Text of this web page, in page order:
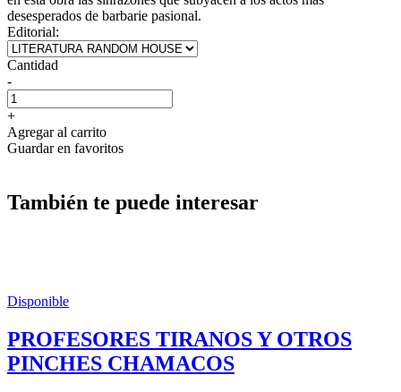
desesperados de barbarie pasional.
Editorial:
Cantidad
-
+
Agregar al carrito
Guardar en favoritos
También te puede interesar
Disponible
PROFESORES TIRANOS Y OTROS
PINCHES CHAMACOS